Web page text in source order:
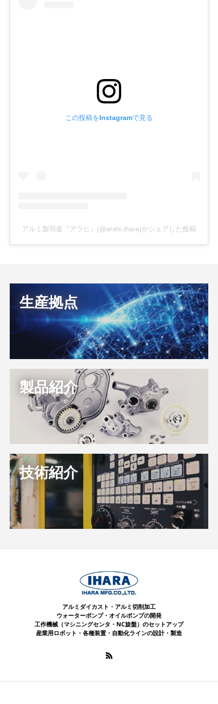
この投稿をInstagramで見る
アルミ製羽釜『アラヒ』(@arahi.ihara)がシェアした投稿
生産拠点
製品紹介
技術紹介
アルミダイカスト・アルミ切削加工
ウォーターポンプ・オイルポンプの開発
工作機械（マシニングセンタ・NC旋盤）のセットアップ
産業用ロボット・各種装置・自動化ラインの設計・製造